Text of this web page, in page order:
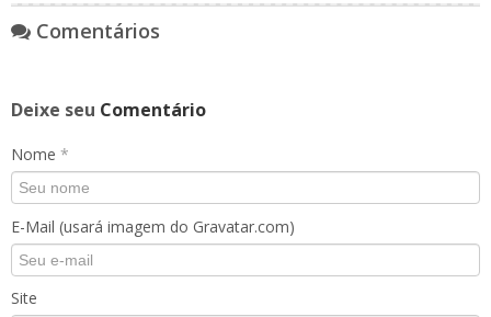
Comentários
Deixe seu Comentário
Nome *
E-Mail (usará imagem do Gravatar.com)
Site